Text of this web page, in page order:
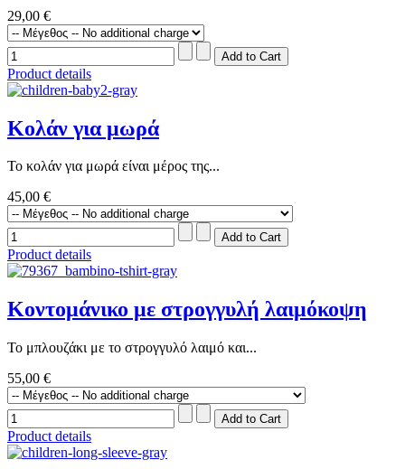
29,00 €
Product details
Κολάν για μωρά
Το κολάν για μωρά είναι μέρος της...
45,00 €
Product details
Κοντομάνικο με στρογγυλή λαιμόκοψη
Το μπλουζάκι με το στρογγυλό λαιμό και...
55,00 €
Product details